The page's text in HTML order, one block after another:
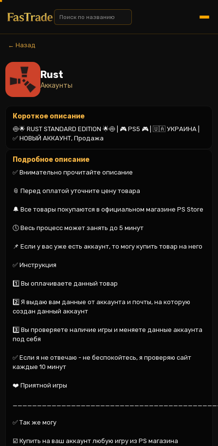
← Назад
Rust
Аккаунты
Короткое описание
🍥🌟 RUST STANDARD EDITION 🌟🍥 | 🎮 PS5 🎮 | 🇺🇦 УКРАИНА |
✅ НОВЫЙ АККАУНТ, Продажа
Подробное описание
✅ Внимательно прочитайте описание
📎 Перед оплатой уточните цену товара
🔔 Все товары покупаются в официальном магазине PS Store
🕔 Весь процесс может занять до 5 минут
📌 Если у вас уже есть аккаунт, то могу купить товар на него
✅ Инструкция
1️⃣ Вы оплачиваете данный товар
2️⃣ Я выдаю вам данные от аккаунта и почты, на которую
создан данный аккаунт
3️⃣ Вы проверяете наличие игры и меняете данные аккаунта
под себя
✅ Если я не отвечаю - не беспокойтесь, я проверяю сайт
каждые 10 минут
❤️ Приятной игры
✅ Так же могу
☑️ Купить на ваш аккаунт любую игру из PS магазина